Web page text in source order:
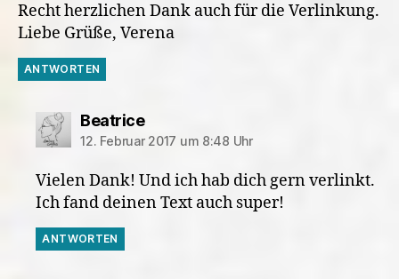
Recht herzlichen Dank auch für die Verlinkung.
Liebe Grüße, Verena
ANTWORTEN
Beatricesagt:
12. Februar 2017 um 8:48 Uhr
Vielen Dank! Und ich hab dich gern verlinkt.
Ich fand deinen Text auch super!
ANTWORTEN